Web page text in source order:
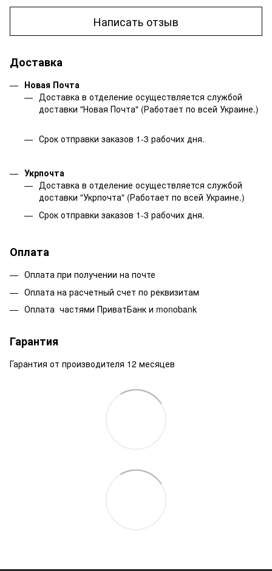
Написать отзыв
Доставка
Новая Почта
Доставка в отделение осуществляется службой
доставки "Новая Почта" (Работает по всей Украине.)
Срок отправки заказов 1-3 рабочих дня.
Укрпочта
Доставка в отделение осуществляется службой
доставки "Укрпочта" (Работает по всей Украине.)
Срок отправки заказов 1-3 рабочих дня.
Оплата
Оплата при получении на почте
Оплата на расчетный счет по реквизитам
Оплата частями ПриватБанк и monobank
Гарантия
Гарантия от производителя 12 месяцев